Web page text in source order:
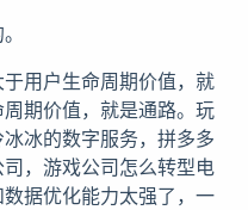
用户生命周期价值，就
期价值，就是通路。玩
冰的数字服务，拼多多
，游戏公司怎么转型电
据优化能力太强了，一